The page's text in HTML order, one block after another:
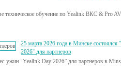
обучение по Yealink ВКС & Pro
25 марта 2026 года в Минске состоялся
2026" для партнеров
ужин "Yealink Day 2026” для партнеров в